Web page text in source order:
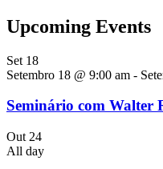
Upcoming Events
Set 18
Setembro 18 @ 9:00 am -
Seminário com Walter
Out 24
All day